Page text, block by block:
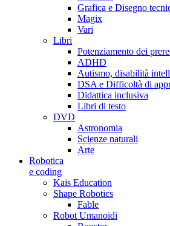
Grafica e Disegno
Magix
Vari
Libri
Potenziamento dei
ADHD
Autismo, disabilità
DSA e Difficoltà di
Didattica inclusiva
Libri di testo
DVD
Astronomia
Scienze naturali
Arte
Robotica
e coding
Kais Education
Shape Robotics
Fable
Robot Umanoidi